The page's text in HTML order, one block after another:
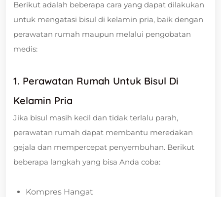
Berikut adalah beberapa cara yang dapat dilakukan
untuk mengatasi bisul di kelamin pria, baik dengan
perawatan rumah maupun melalui pengobatan
medis:
1. Perawatan Rumah Untuk Bisul Di
Kelamin Pria
Jika bisul masih kecil dan tidak terlalu parah,
perawatan rumah dapat membantu meredakan
gejala dan mempercepat penyembuhan. Berikut
beberapa langkah yang bisa Anda coba:
Kompres Hangat